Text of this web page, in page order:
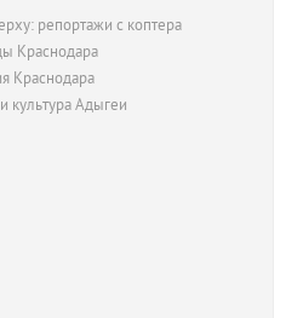
репортажи с коптера
Краснодара
Краснодара
культура Адыгеи